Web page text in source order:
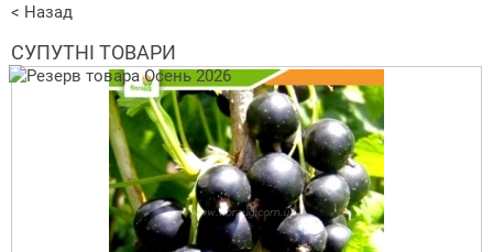
< Назад
СУПУТНІ ТОВАРИ